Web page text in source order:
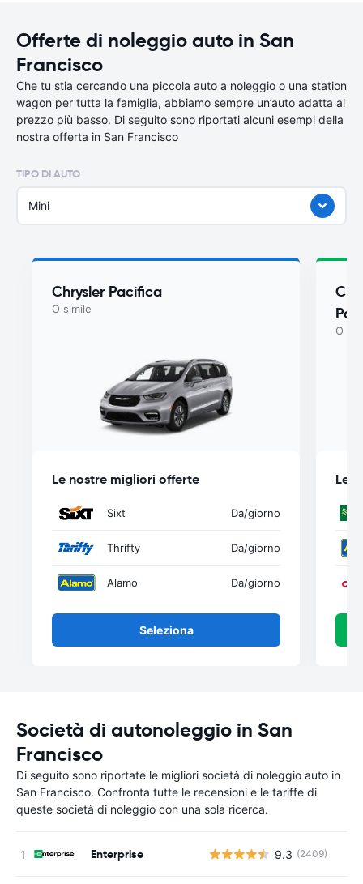
Offerte di noleggio auto in San
Francisco
Che tu stia cercando una piccola auto a noleggio o una station
wagon per tutta la famiglia, abbiamo sempre un’auto adatta al
prezzo più basso. Di seguito sono riportati alcuni esempi della
nostra offerta in San Francisco
TIPO DI AUTO
Mini
Chrysler Pacifica
O simile
Le nostre migliori offerte
Sixt Da/giorno
Thrifty Da/giorno
Alamo Da/giorno
Seleziona
O
Le
Società di autonoleggio in San
Francisco
Di seguito sono riportate le migliori società di noleggio auto in
San Francisco. Confronta tutte le recensioni e le tariffe di
queste società di noleggio con una sola ricerca.
Enterprise 9.3 (2409)